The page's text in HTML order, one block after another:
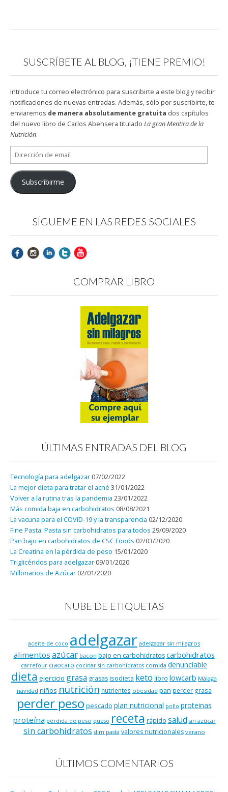
SUSCRÍBETE AL BLOG, ¡TIENE PREMIO!
Introduce tu correo electrónico para suscribirte a este blog y recibir
notificaciones de nuevas entradas. Además, sólo por suscribirte, te
enviaremos de manera absolutamente gratuita dos capítulos
del nuevo libro de Carlos Abehsera titulado La gran Mentira de la
Nutrición.
Dirección
de
email
Subscribirme
SÍGUEME EN LAS REDES SOCIALES
COMPRAR LIBRO
ÚLTIMAS ENTRADAS DEL BLOG
Tecnología para adelgazar 07/02/2022
La mejor dieta para tratar el acné 31/01/2022
Volver a la rutina tras la pandemia 23/01/2022
Más comida baja en carbohidratos 08/08/2021
La vacuna para el COVID-19 y la transparencia 02/12/2020
Fine Pasta: Pasta sin carbohidratos para todos 29/09/2020
Pan bajo en carbohidratos de CSC Foods 02/03/2020
La Creatina en la pérdida de peso 15/01/2020
Triglicéridos para adelgazar 09/01/2020
Millonarios de Azúcar 02/01/2020
NUBE DE ETIQUETAS
aceite de coco adelgazar adelgazar sin milagros
alimentos azúcar bacon bajo en carbohidratos carbohidratos
carrefour ciaocarb cocinar sin carbohidratos comida denunciable
dieta ejercicio grasa grasasisodieta keto libro lowcarb Málaga
navidad niños nutrición nutrientes obesidad pan perder grasa
perder peso pescado plan nutricional pollo proteinas
proteína pérdida de peso queso receta rápido salud sin azúcar
sin carbohidratos slim pasta valores nutricionales verano
ÚLTIMOS COMENTARIOS